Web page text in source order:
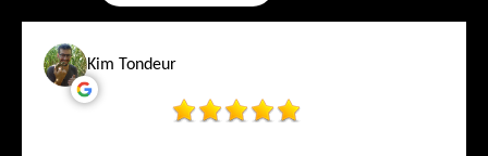
Kim Tondeur